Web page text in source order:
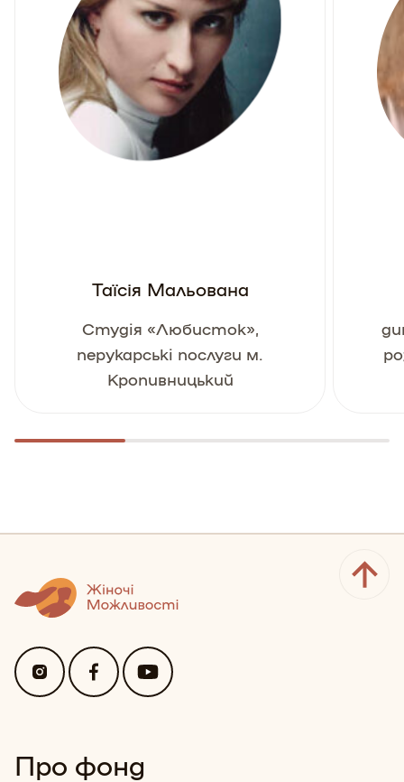
Таїсія Мальована
Студія «Любисток»,
перукарські послуги м.
Кропивницький
Про фонд